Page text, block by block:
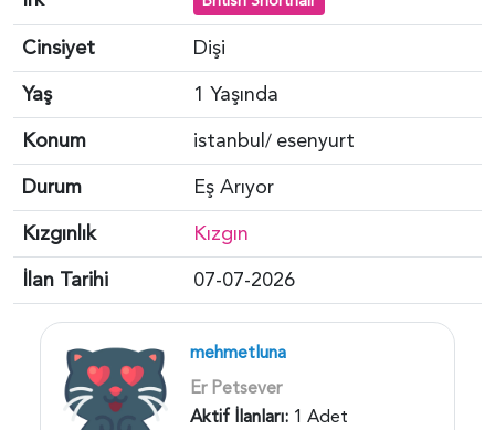
Cinsiyet
Dişi
Yaş
1 Yaşında
Konum
istanbul/ esenyurt
Durum
Eş Arıyor
Kızgınlık
Kızgın
İlan Tarihi
07-07-2026
mehmetluna
Er Petsever
Aktif İlanları: 1 Adet